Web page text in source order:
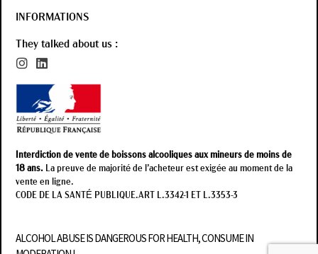
INFORMATIONS
They talked about us :
Interdiction de vente de boissons alcooliques aux mineurs de moins de
18 ans. La preuve de majorité de l’acheteur est exigée au moment de la
vente en ligne.
CODE DE LA SANTÉ PUBLIQUE.ART L.3342-1 ET L.3353-3
ALCOHOL ABUSE IS DANGEROUS FOR HEALTH, CONSUME IN